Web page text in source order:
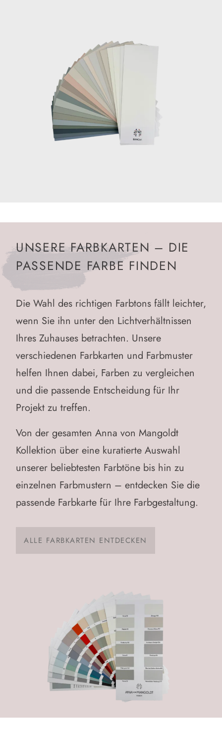
UNSEREFARBKARTEN – DIE
PASSENDE FARBE FINDEN
Die Wahl des richtigen Farbtons fällt leichter,
wenn Sie ihn unter den Lichtverhältnissen
Ihres Zuhauses betrachten. Unsere
verschiedenen Farbkarten und Farbmuster
helfen Ihnen dabei, Farben zu vergleichen
und die passende Entscheidung für Ihr
Projekt zu treffen.
Von der gesamten Anna von Mangoldt
Kollektion über eine kuratierte Auswahl
unserer beliebtesten Farbtöne bis hin zu
einzelnen Farbmustern – entdecken Sie die
passende Farbkarte für Ihre Farbgestaltung.
ALLE FARBKARTEN ENTDECKEN